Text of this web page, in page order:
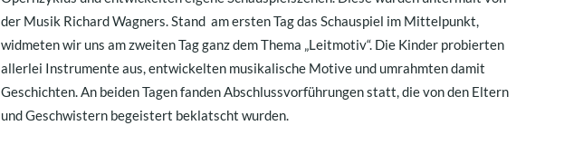
der Musik Richard Wagners. Stand am ersten Tag das Schauspiel im Mittelpunkt,
widmeten wir uns am zweiten Tag ganz dem Thema „Leitmotiv“. Die Kinder probierten
allerlei Instrumente aus, entwickelten musikalische Motive und umrahmten damit
Geschichten. An beiden Tagen fanden Abschlussvorführungen statt, die von den Eltern
und Geschwistern begeistert beklatscht wurden.